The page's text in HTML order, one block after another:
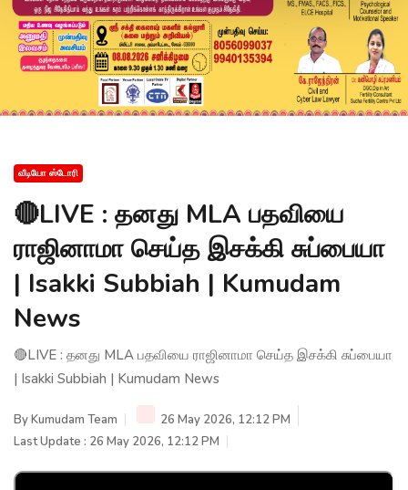
வீடியோ ஸ்டோரி
🔴LIVE : தனது MLA பதவியை
ராஜினாமா செய்த இசக்கி சுப்பையா
| Isakki Subbiah | Kumudam
News
🔴LIVE : தனது MLA பதவியை ராஜினாமா செய்த இசக்கி சுப்பையா
| Isakki Subbiah | Kumudam News
ByKumudam Team
26 May 2026, 12:12 PM
Last Update : 26 May 2026, 12:12 PM